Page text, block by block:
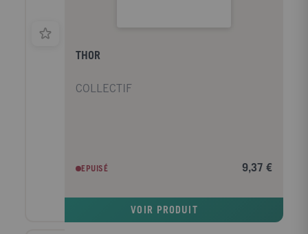
THOR
COLLECTIF
EPUISÉ 9,37 €
VOIR PRODUIT